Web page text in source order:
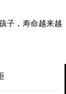
子，寿命越来越